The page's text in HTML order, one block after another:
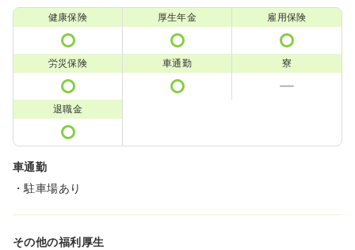
健康保険 厚生年金 雇用保険
労災保険 車通勤 寮
退職金
車通勤
・駐車場あり
その他の福利厚生